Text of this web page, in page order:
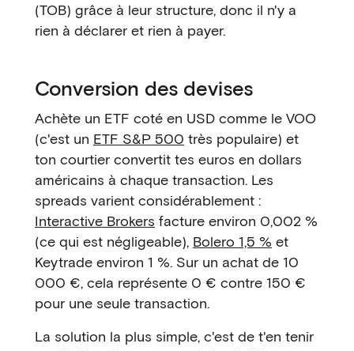
(TOB) grâce à leur structure, donc il n'y a
rien à déclarer et rien à payer.
Conversion des devises
Achète un ETF coté en USD comme le VOO
(c'est un ETF S&P 500 très populaire) et
ton courtier convertit tes euros en dollars
américains à chaque transaction. Les
spreads varient considérablement :
Interactive Brokers facture environ 0,002 %
(ce qui est négligeable), Bolero 1,5 % et
Keytrade environ 1 %. Sur un achat de 10
000 €, cela représente 0 € contre 150 €
pour une seule transaction.
La solution la plus simple, c'est de t'en tenir